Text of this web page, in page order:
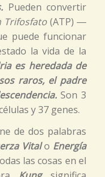
Pueden convertir
Trifosfato(ATP) ―
puede funcionar
la vida de la
es heredada de
raros, el padre
Son 3
y 37 genes.
de dos palabras
Vitalo Energía
las cosas en el